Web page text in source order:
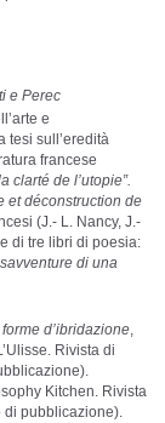
e Perec
e
tesi sull’eredità
francese
clarté de l’utopie”.
et déconstruction de
(J.- L. Nancy, J.-
di tre libri di poesia:
di una
d’ibridazione,
Rivista di
Kitchen. Rivista
di pubblicazione).